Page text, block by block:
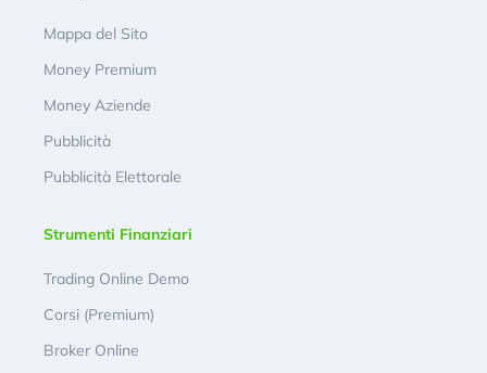
Mappa del Sito
Money Premium
Money Aziende
Pubblicità
Pubblicità Elettorale
Strumenti Finanziari
Trading Online Demo
Corsi (Premium)
Broker Online